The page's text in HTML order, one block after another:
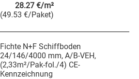
28.27 €/m²
(49.53 €/Paket)
Fichte N+F Schiffboden
24/146/4000 mm, A/B-VEH,
(2,33m²/Pak-fol./4) CE-
Kennzeichnung